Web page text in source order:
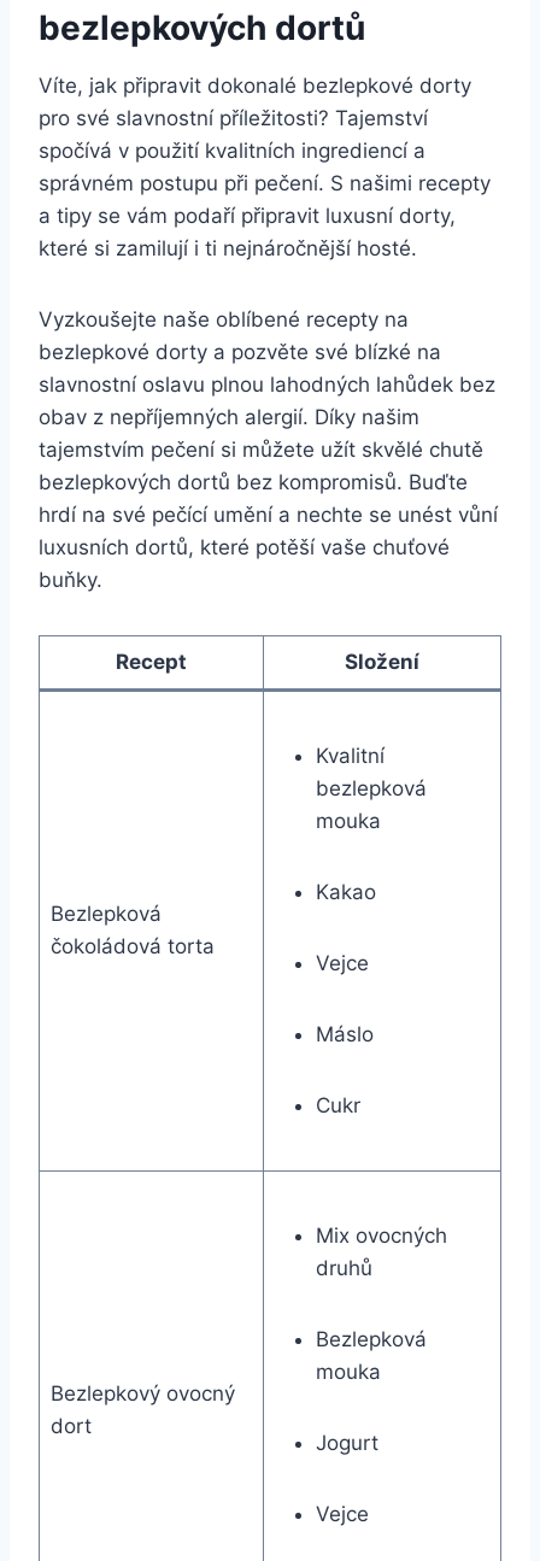
bezlepkových dortů
Víte, jak připravit dokonalé bezlepkové dorty
pro své slavnostní příležitosti? Tajemství
spočívá v použití kvalitních ingrediencí a
správném postupu při pečení. S našimi recepty
a tipy se vám podaří připravit luxusní dorty,
které si zamilují i ti nejnáročnější hosté.
Vyzkoušejte naše oblíbené recepty na
bezlepkové dorty a pozvěte své blízké na
slavnostní oslavu plnou lahodných lahůdek bez
obav z nepříjemných alergií. Díky našim
tajemstvím pečení si můžete užít skvělé chutě
bezlepkových dortů bez kompromisů. Buďte
hrdí na své pečící umění a nechte se unést vůní
luxusních dortů, které potěší vaše chuťové
buňky.
Recept Složení
Bezlepková
čokoládová torta
Kvalitní
bezlepková
mouka
Kakao
Vejce
Máslo
Cukr
Bezlepkový ovocný
dort
Mix ovocných
druhů
Bezlepková
mouka
Jogurt
Vejce